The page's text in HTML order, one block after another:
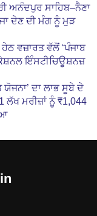
ਅਨੰਦਪੁਰ ਸਾਹਿਬ–ਨੈਣਾ
ਦੇਣ ਦੀ ਮੰਗ ਨੂੰ ਮੁੜ
ਵਜ਼ਾਰਤ ਵੱਲੋਂ ‘ਪੰਜਾਬ
ਇੰਸਟੀਚਿਊਸ਼ਨਜ਼
ਦਾ ਲਾਭ ਸੂਬੇ ਦੇ
ਲੱਖ ਮਰੀਜ਼ਾਂ ਨੂੰ ₹1,044